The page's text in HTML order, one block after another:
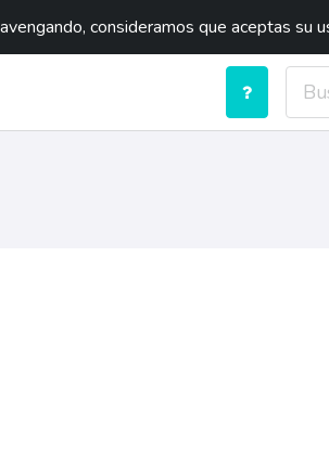
consideramos que aceptas su